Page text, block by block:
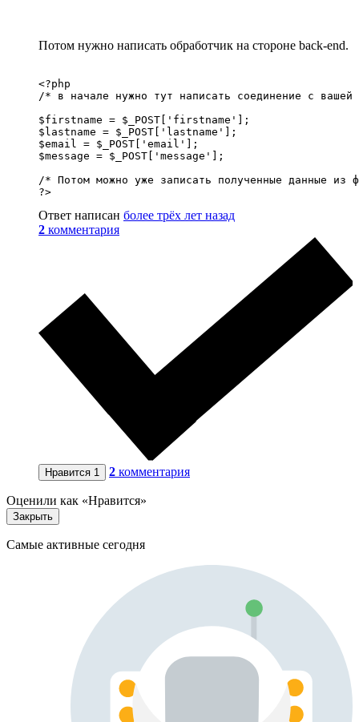
Потом нужно написать обработчик на стороне back-end.
<?php
/* в начале нужно тут написать соединение с
$firstname = $_POST['firstname'];
$lastname = $_POST['lastname'];
$email = $_POST['email'];
$message = $_POST['message'];
/* Потом можно уже записать полученные данные из
?>
Ответ написан более трёх лет назад
2 комментария
Нравится 1 2 комментария
Оценили как «Нравится»
Закрыть
Самые активные сегодня